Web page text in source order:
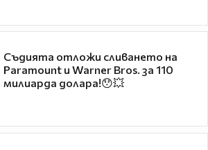
Съдията отложи сливането на
Paramount и Warner Bros. за 110
милиарда долара!😯💥